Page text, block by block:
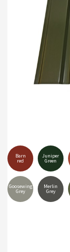
Barn
red
Juniper
Green
Goosewing
Grey
Merlin
Grey